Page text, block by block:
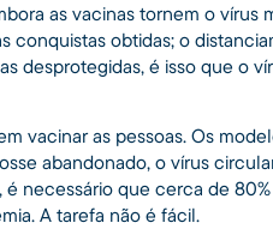
as vacinas tornem o vírus
conquistas obtidas; o
desprotegidas, é isso que o
vacinar as pessoas. Os
abandonado, o vírus
necessário que cerca de
A tarefa não é fácil.